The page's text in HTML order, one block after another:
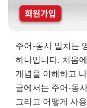
주어-동사 일치는
하나입니다. 처음
개념을 이해하고
글에서는 주어-동
그리고 어떻게 사